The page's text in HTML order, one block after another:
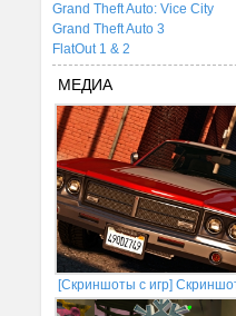
Grand Theft Auto: Vice City
Grand Theft Auto 3
FlatOut 1 & 2
МЕДИА
[Скриншоты с игр]